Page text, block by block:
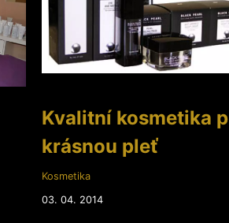
Kvalitní kosmetika
krásnou pleť
Kosmetika
03. 04. 2014